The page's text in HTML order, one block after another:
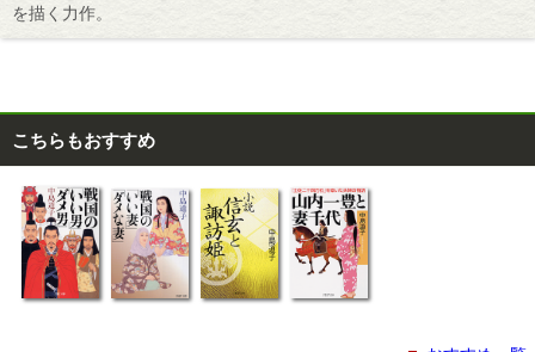
を描く力作。
こちらもおすすめ